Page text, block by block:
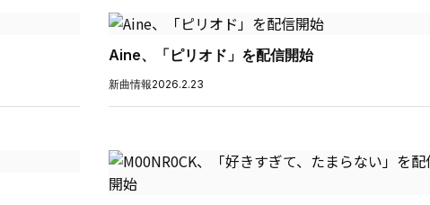
Aine、「ピリオド」を配信開始
新曲情報2026.2.23